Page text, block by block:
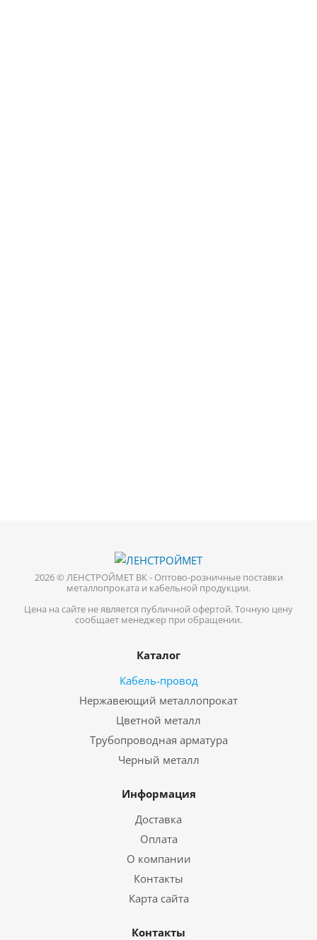
2026 © ЛЕНСТРОЙМЕТ ВК - Оптово-розничные поставки
металлопроката и кабельной продукции.
Цена на сайте не является публичной офертой. Точную цену
сообщает менеджер при обращении.
Каталог
Кабель-провод
Нержавеющий металлопрокат
Цветной металл
Трубопроводная арматура
Черный металл
Информация
Доставка
Оплата
О компании
Контакты
Карта сайта
Контакты